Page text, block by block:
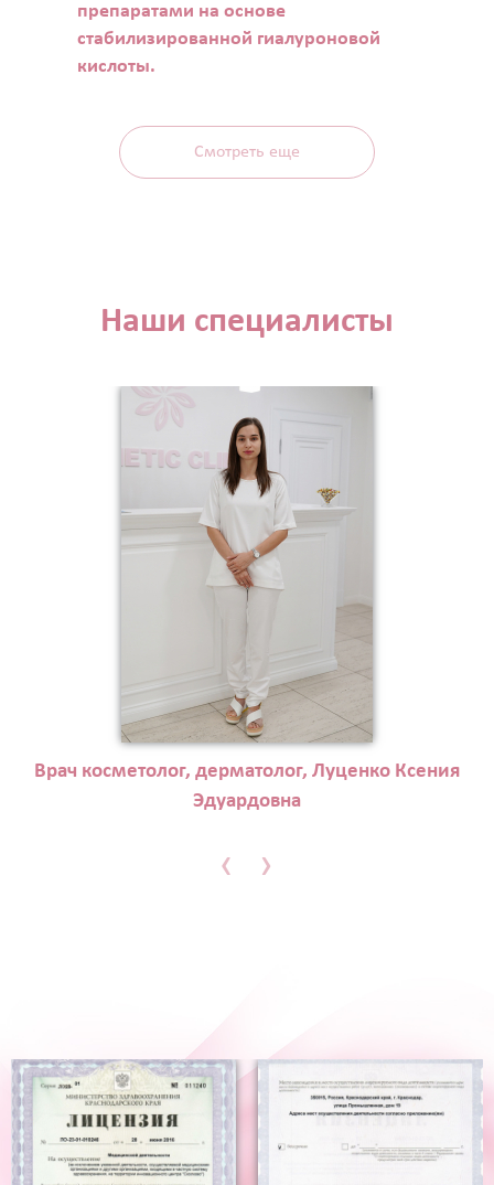
препаратами на основе
стабилизированной гиалуроновой
кислоты.
Смотреть еще
Наши специалисты
Врач косметолог, дерматолог, Луценко Ксения
Эдуардовна
‹ ›